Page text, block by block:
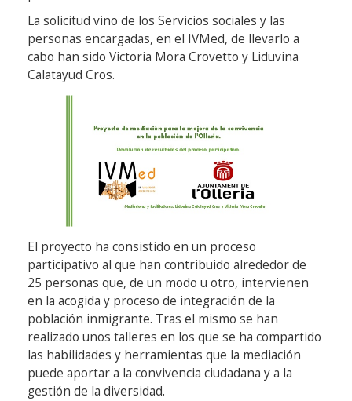
La solicitud vino de los Servicios sociales y las
personas encargadas, en el IVMed, de llevarlo a
cabo han sido Victoria Mora Crovetto y Liduvina
Calatayud Cros.
El proyecto ha consistido en un proceso
participativo al que han contribuido alrededor de
25 personas que, de un modo u otro, intervienen
en la acogida y proceso de integración de la
población inmigrante. Tras el mismo se han
realizado unos talleres en los que se ha compartido
las habilidades y herramientas que la mediación
puede aportar a la convivencia ciudadana y a la
gestión de la diversidad.